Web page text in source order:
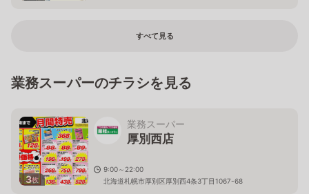
すべて見る
業務スーパーのチラシを見る
3枚
業務スーパー
厚別西店
9:00～22:00
北海道札幌市厚別区厚別西4条3丁目1067-68